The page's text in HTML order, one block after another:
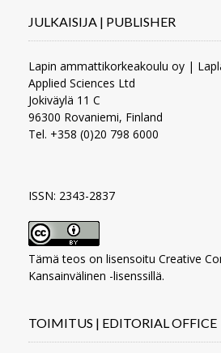
JULKAISIJA | PUBLISHER
Lapin ammattikorkeakoulu oy |
Applied Sciences Ltd
Jokiväylä 11 C
96300 Rovaniemi, Finland
Tel. +358 (0)20 798 6000
ISSN: 2343-2837
Tämä teos on lisensoitu Creative
Kansainvälinen -lisenssillä.
TOIMITUS | EDITORIAL OFFICE